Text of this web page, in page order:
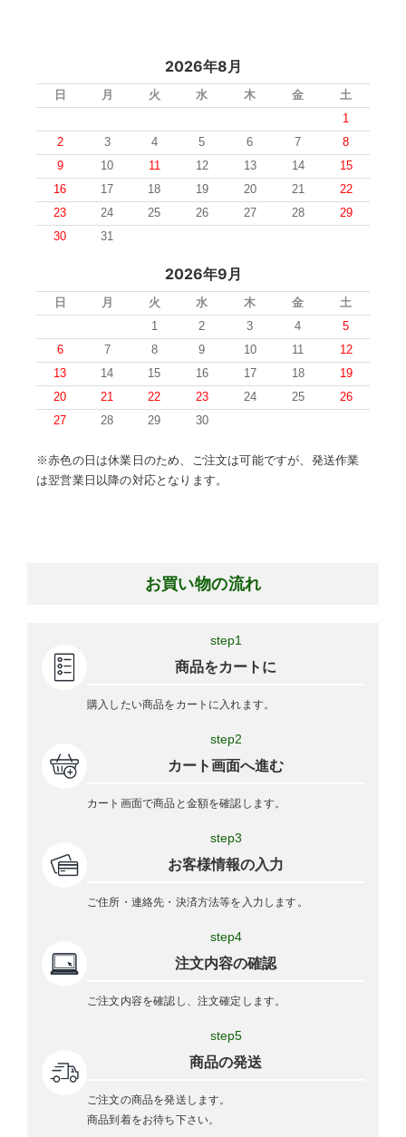
2026年8月
日 月 火 水 木 金
土
1
2
3 4 5 6 7
8
9
10 11 12 13 14
15
16
17 18 19 20 21
22
23
24 25 26 27 28
29
30
31
2026年9月
日 月 火 水 木 金
土
1
2 3 4
5
6
7 8 9 10 11
12
13
14 15 16 17 18
19
20
21 22 23 24 25
26
27
28 29 30
※赤色の日は休業日のため、ご注文は可能ですが、発送作業
は翌営業日以降の対応となります。
お買い物の流れ
step1
商品をカートに
購入したい商品をカートに入れます。
step2
カート画面へ進む
カート画面で商品と金額を確認します。
step3
お客様情報の入力
ご住所・連絡先・決済方法等を入力します。
step4
注文内容の確認
ご注文内容を確認し、注文確定します。
step5
商品の発送
ご注文の商品を発送します。
商品到着をお待ち下さい。